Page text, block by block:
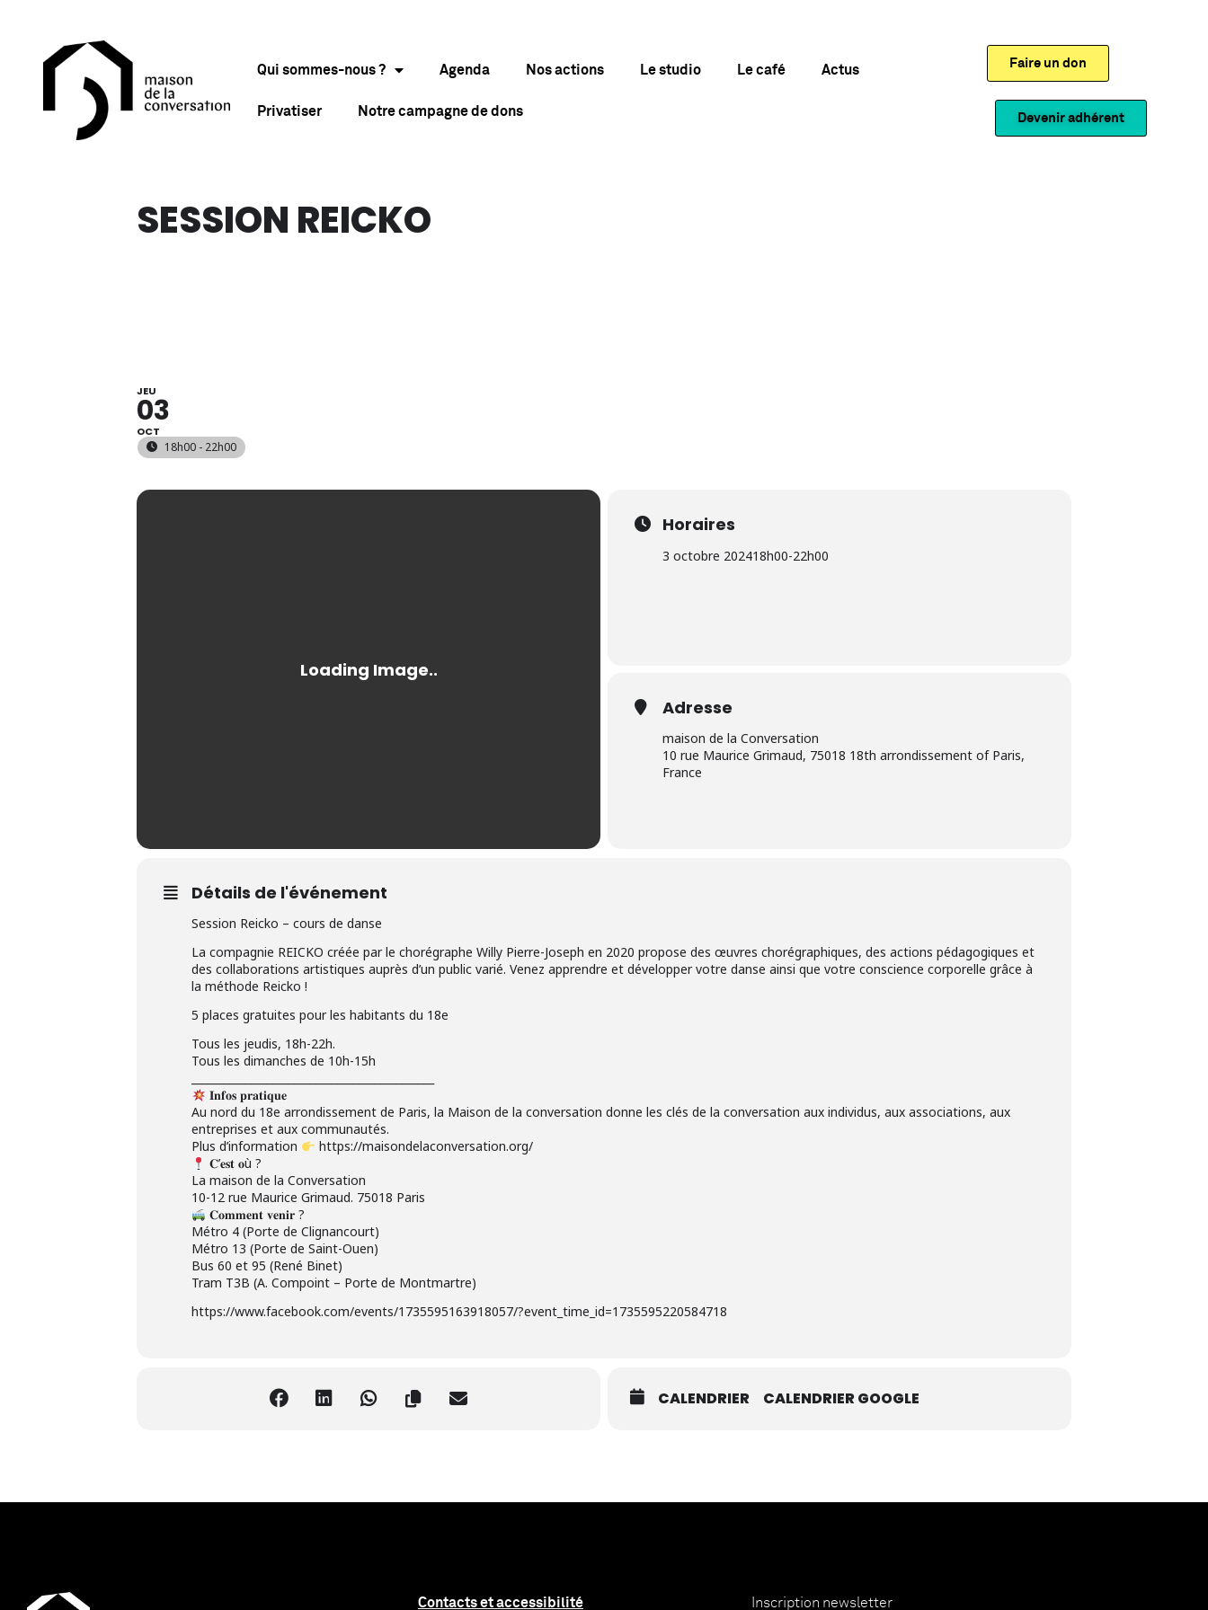
Qui sommes-nous ? Agenda Nos actions Le studio Le café Actus
Privatiser Notre campagne de dons
Faire un don
Devenir adhérent
SESSION REICKO
JEU
03
OCT
18h00 - 22h00
Horaires
3 octobre 202418h00-22h00
Adresse
maison de la Conversation
10 rue Maurice Grimaud, 75018 18th arrondissement of Paris,
France
Détails de l'événement
Session Reicko – cours de danse
La compagnie REICKO créée par le chorégraphe Willy Pierre-Joseph en 2020 propose des œuvres chorégraphiques, des actions pédagogiques et
des collaborations artistiques auprès d’un public varié. Venez apprendre et développer votre danse ainsi que votre conscience corporelle grâce à
la méthode Reicko !
5 places gratuites pour les habitants du 18e
Tous les jeudis, 18h-22h.
Tous les dimanches de 10h-15h
𝐈𝐧𝐟𝐨𝐬 𝐩𝐫𝐚𝐭𝐢𝐪𝐮𝐞
Au nord du 18e arrondissement de Paris, la Maison de la conversation donne les clés de la conversation aux individus, aux associations, aux
entreprises et aux communautés.
Plus d’information
https://maisondelaconversation.org/
𝐂’𝐞𝐬𝐭 𝐨ù ?
La maison de la Conversation
10-12 rue Maurice Grimaud. 75018 Paris
𝐂𝐨𝐦𝐦𝐞𝐧𝐭 𝐯𝐞𝐧𝐢𝐫 ?
Métro 4 (Porte de Clignancourt)
Métro 13 (Porte de Saint-Ouen)
Bus 60 et 95 (René Binet)
Tram T3B (A. Compoint – Porte de Montmartre)
https://www.facebook.com/events/1735595163918057/?event_time_id=1735595220584718
CALENDRIER CALENDRIER GOOGLE
Contacts et accessibilité Inscription newsletter